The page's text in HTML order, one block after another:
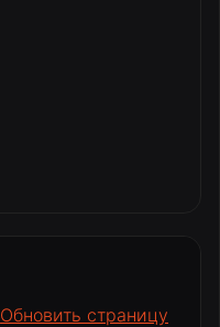
Обновить страницу